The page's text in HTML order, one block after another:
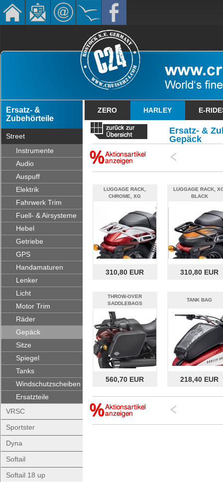
Ersatz- &
Zubehörteile
Street
Instrumente
Audio
Auspuff
Elektrik
Fahrwerk Trim
Fuell- & Airsysteme
Hebel
Getriebe
GPS
Handamaturen
Lenker
Licht
Motor Trim
Räder
Gepäck
Sitze
Spiegel
Tanks
Windschutzscheiben
Ersatzteile
VRSC
Sportster
Dyna
Softail
Softail 18 up
ZERO HARLEY E-
Ersatz- &
Gepäck
LUGGAGE RACK,
CHROME, XG
310,80 EUR
LUGGAGE RACK,
BLACK
310,80 EUR
THROW-OVER
SADDLEBAGS
560,70 EUR
TANK BAG
218,40 EUR